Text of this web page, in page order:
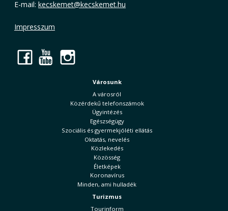
E-mail: kecskemet@kecskemet.hu
Impresszum
Facebook
YouTube
Városunk
A városról
Közérdekű telefonszámok
Ügyintézés
Egészségügy
Szociális és gyermekjóléti ellátás
Oktatás, nevelés
Közlekedés
Közösség
Életképek
Koronavírus
Minden, ami hulladék
Turizmus
Tourinform